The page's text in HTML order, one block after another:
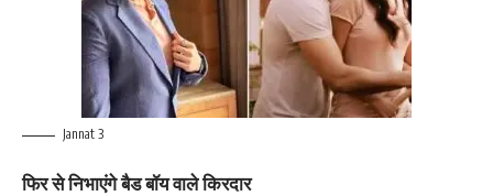
Jannat 3
फिर से निभाएंगे बैड बॉय वाले किरदार